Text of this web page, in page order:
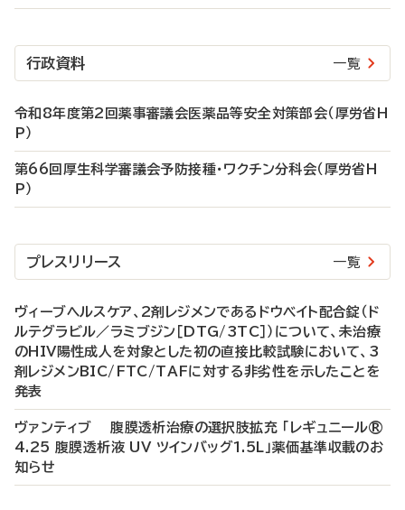
行政資料 一覧
令和8年度第2回薬事審議会医薬品等安全対策部会（厚労省H
P）
第66回厚生科学審議会予防接種・ワクチン分科会（厚労省H
P）
プレスリリース 一覧
ヴィーブヘルスケア、2剤レジメンであるドウベイト配合錠（ド
ルテグラビル／ラミブジン［DTG/3TC］）について、未治療
のHIV陽性成人を対象とした初の直接比較試験において、3
剤レジメンBIC/FTC/TAFに対する非劣性を示したことを
発表
ヴァンティブ 腹膜透析治療の選択肢拡充 「レギュニール®
4.25 腹膜透析液 UV ツインバッグ1.5L」薬価基準収載のお
知らせ